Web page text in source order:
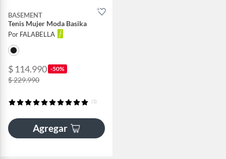
BASEMENT
Tenis Mujer Moda Basika
Por FALABELLA
$ 114.990 -50%
$ 229.990
(1)
Agregar